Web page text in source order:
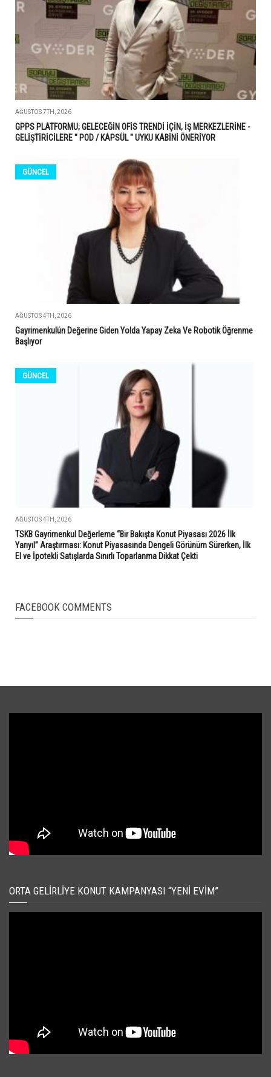
AĞUSTOS 7TH, 2026
GPPS PLATFORMU; GELECEĞİN OFİS TRENDİ İÇİN, İŞ MERKEZLERİNE -
GELİŞTİRİCİLERE " POD / KAPSÜL " UYKU KABİNİ ÖNERİYOR
GÜNCEL
AĞUSTOS 4TH, 2026
Gayrimenkulün Değerine Giden Yolda Yapay Zeka Ve Robotik Öğrenme
Başlıyor
GÜNCEL
AĞUSTOS 4TH, 2026
TSKB Gayrimenkul Değerleme “Bir Bakışta Konut Piyasası 2026 İlk
Yarıyıl” Araştırması: Konut Piyasasında Dengeli Görünüm Sürerken, İlk
El ve İpotekli Satışlarda Sınırlı Toparlanma Dikkat Çekti
FACEBOOK COMMENTS
ORTA GELIRLIYE KONUT KAMPANYASI “YENI EVIM”